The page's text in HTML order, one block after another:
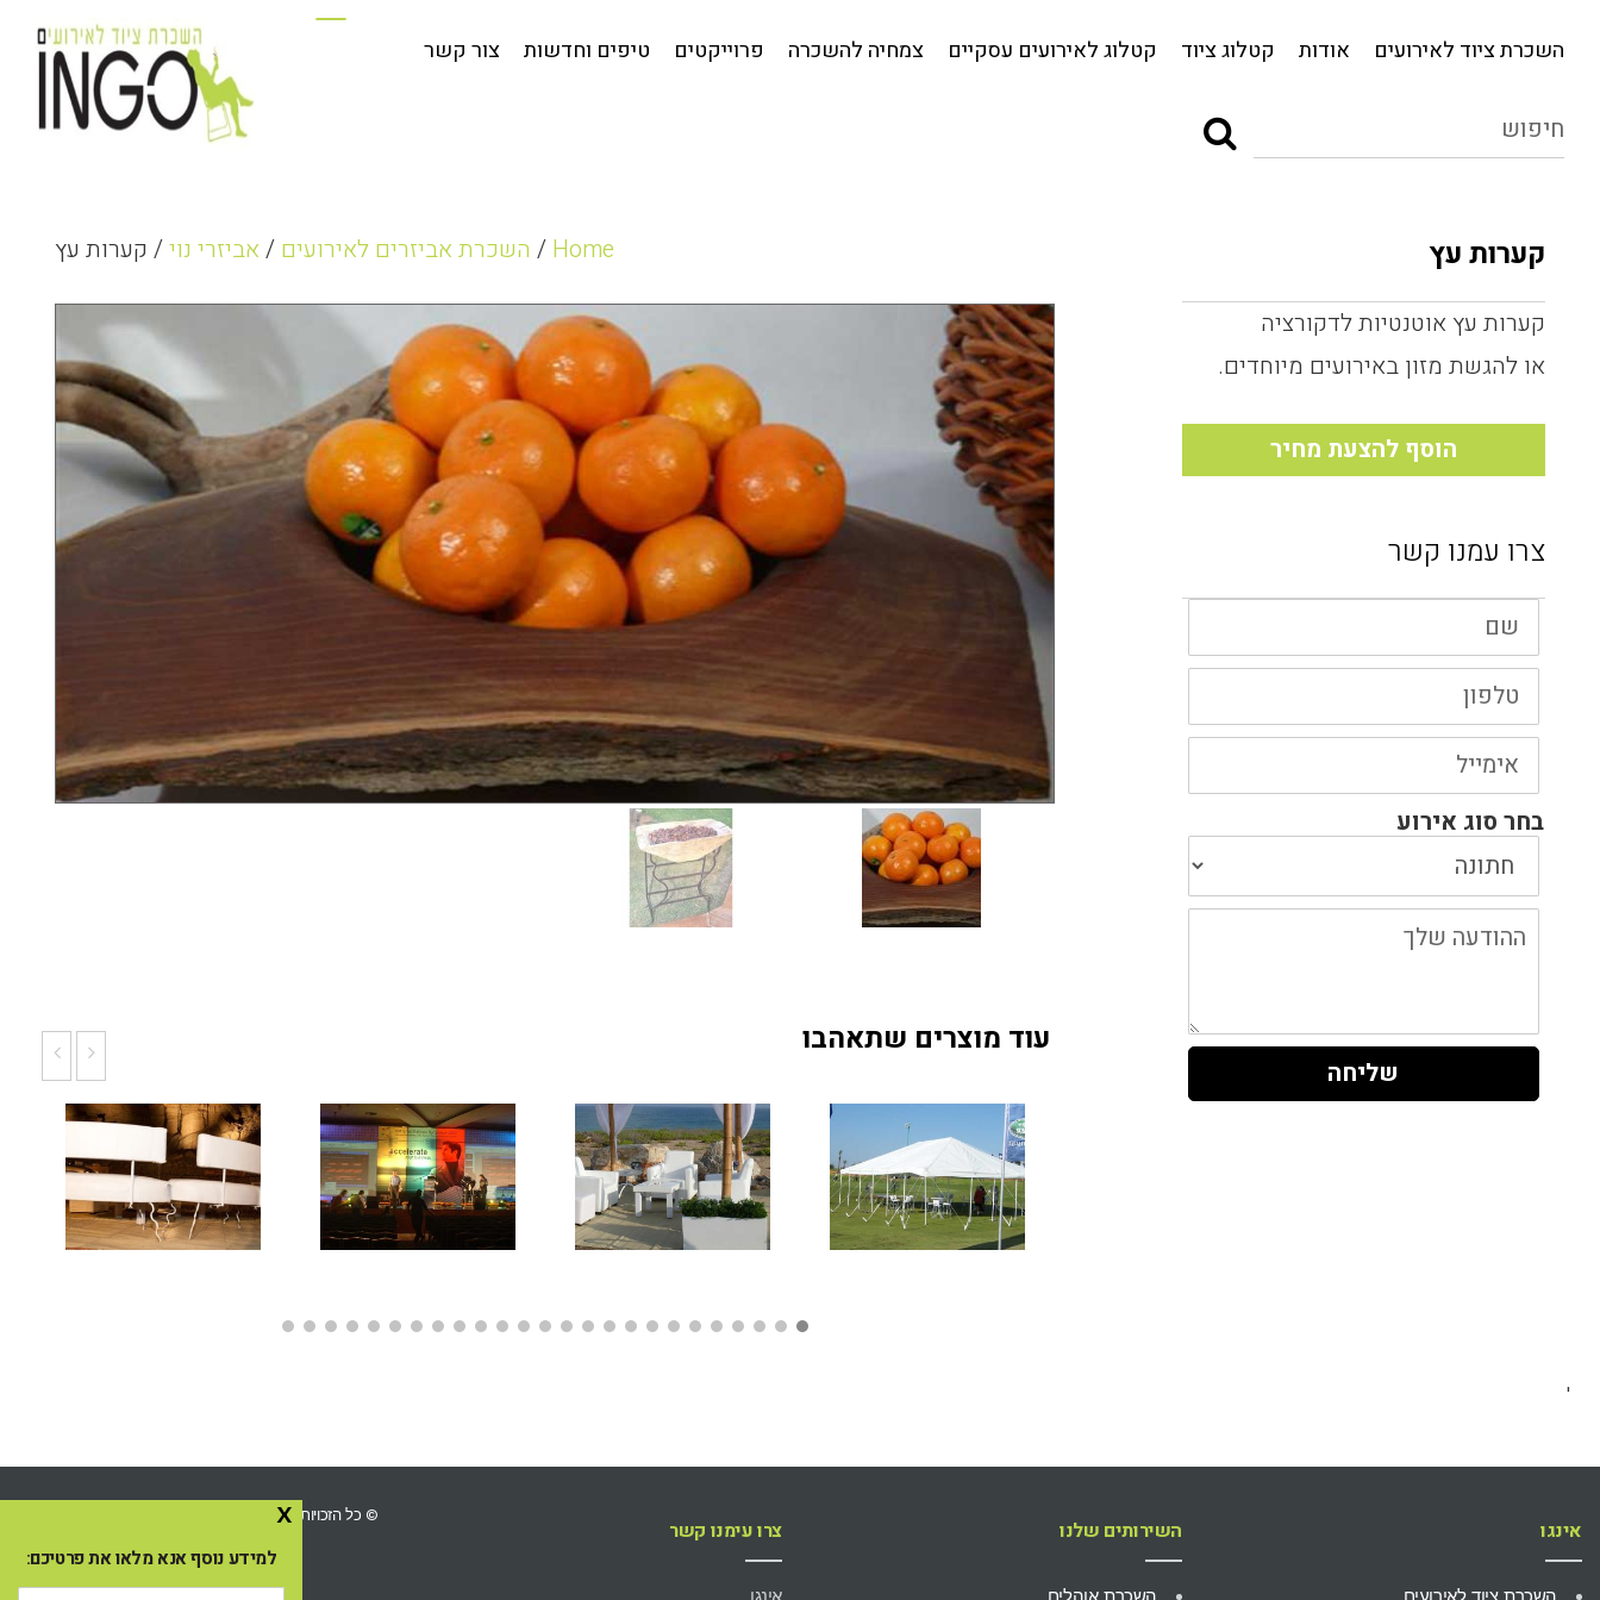
השכרת ציוד לאירועים אודות קטלוג ציוד קטלוג לאירועים עסקיים צמחיה להשכרה פרוייקטים טיפים וחדשות צור קשר השכרת ציוד לאירועים אודות קטלוג ציוד קטלוג לאירועים עסקיים צמחיה להשכרה פרוייקטים טיפים וחדשות
קערות עץ
קערות עץ אוטנטיות לדקורציה
או להגשת מזון באירועים מיוחדים.
הוסף להצעת מחיר
צרו עמנו קשר
שם
טלפון
אימייל
בחר סוג אירוע
ההודעה
שלך
שליחה
Home
/ השכרת אביזרים לאירועים / אביזרי נוי/ קערות עץ
עוד מוצרים שתאהבו
'
אינגו השירותים שלנו צרו עימנו קשר
x
למידע נוסף אנא מלאו את פרטיכם:
שם:
© כל הזכויות שמורות ל-Ingo השכרת ציוד לאירועים 2025